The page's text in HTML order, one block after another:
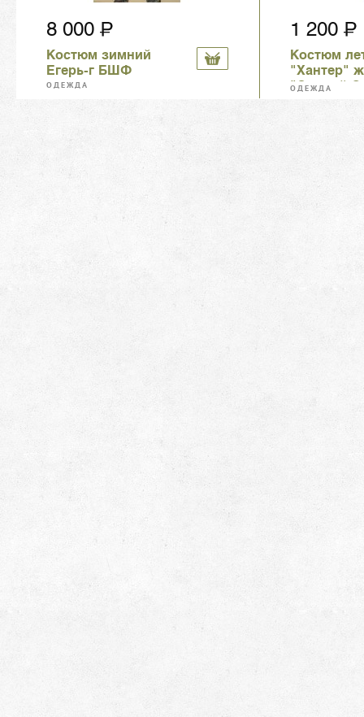
8 000
Костюм зимний
Егерь-г БШФ
ОДЕЖДА
1 200
Костюм
"Хантер"
"Старый
ОДЕЖДА